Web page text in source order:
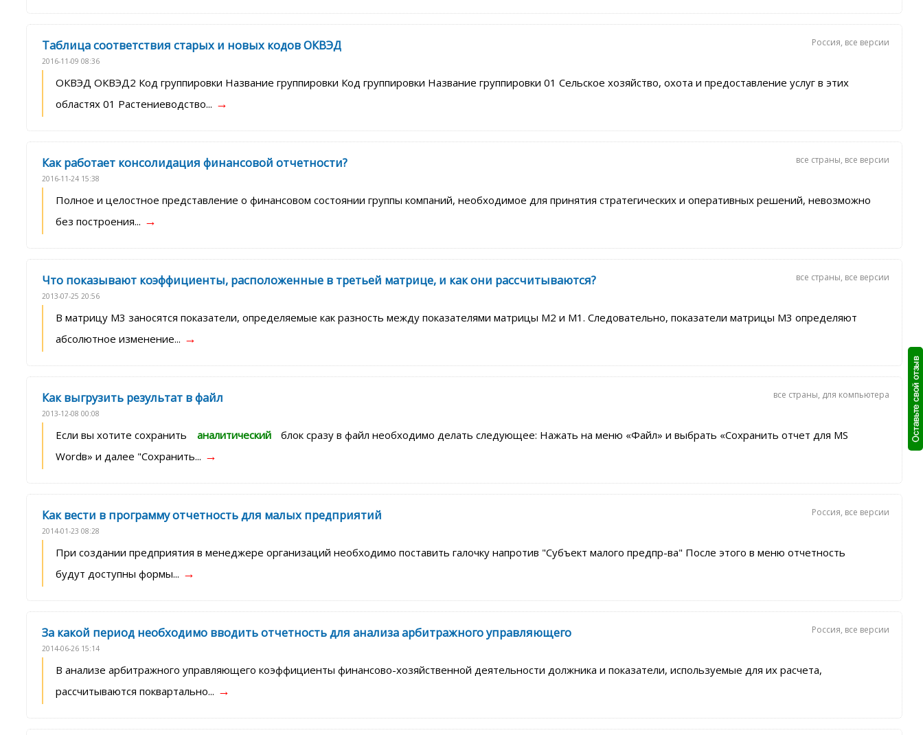
Россия, все версии
Таблица соответствия старых и новых кодов ОКВЭД
2016-11-09 08:36
ОКВЭД ОКВЭД2 Код группировки Название группировки Код группировки Название группировки 01 Сельское хозяйство, охота и предоставление услуг в этих
областях 01 Растениеводство... →
все страны, все версии
Как работает консолидация финансовой отчетности?
2016-11-24 15:38
Полное и целостное представление о финансовом состоянии группы компаний, необходимое для принятия стратегических и оперативных решений, невозможно
без построения... →
все страны, все версии
Что показывают коэффициенты, расположенные в третьей матрице, и как они рассчитываются?
2013-07-25 20:56
В матрицу М3 заносятся показатели, определяемые как разность между показателями матрицы М2 и М1. Следовательно, показатели матрицы М3 определяют
абсолютное изменение... →
все страны, для компьютера
Как выгрузить результат в файл
2013-12-08 00:08
Если вы хотите сохранить аналитический
блок сразу в файл необходимо делать следующее: Нажать на меню «Файл» и выбрать «Сохранить отчет для MS
Wordв» и далее "Сохранить... →
Россия, все версии
Как вести в программу отчетность для малых предприятий
2014-01-23 08:28
При создании предприятия в менеджере организаций необходимо поставить галочку напротив "Субъект малого предпр-ва" После этого в меню отчетность
будут доступны формы... →
Россия, все версии
За какой период необходимо вводить отчетность для анализа арбитражного управляющего
2014-06-26 15:14
В анализе арбитражного управляющего коэффициенты финансово-хозяйственной деятельности должника и показатели, используемые для их расчета,
рассчитываются поквартально... →